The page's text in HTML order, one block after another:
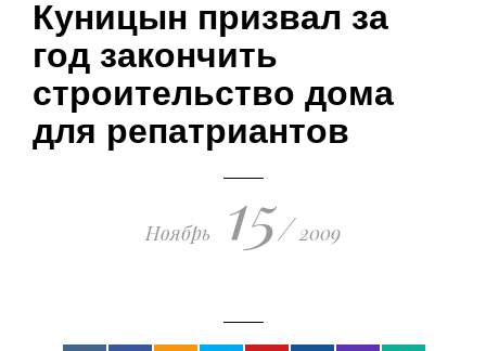
поражения киевских путчистов
19.03.2023 • 23:21
Куницын призвал за
год закончить
строительство дома
для репатриантов
Ноябрь 15/ 2009